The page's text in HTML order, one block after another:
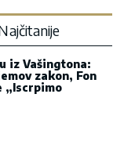
iz Vašingtona:
zakon, Fon
„Iscrpimo